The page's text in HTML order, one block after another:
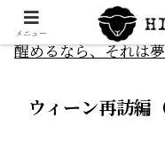
醒めるなら、それは
ウィーン再訪編
メニュー